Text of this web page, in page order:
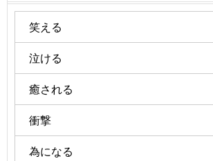
笑える
泣ける
癒される
衝撃
為になる